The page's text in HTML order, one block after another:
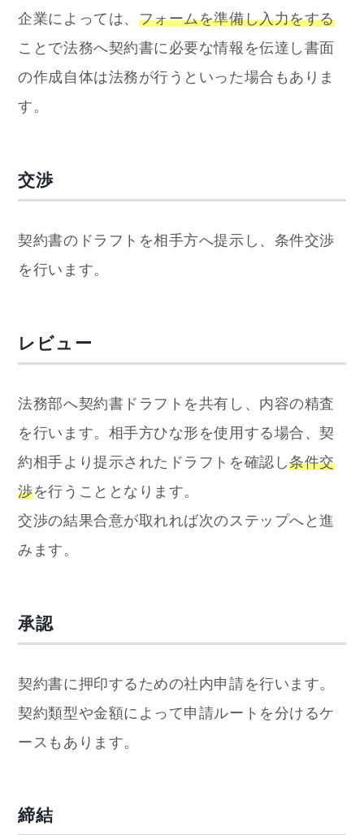
企業によっては、 フォームを準備し入力をする
ことで法務へ契約書に必要な情報を伝達し書面
の作成自体は法務が行うといった場合もありま
す。
交渉
契約書のドラフトを相手方へ提示し、条件交渉
を行います。
レビュー
法務部へ契約書ドラフトを共有し、内容の精査
を行います。相手方ひな形を使用する場合、契
約相手より提示されたドラフトを確認し条件交
渉を行うこととなります。
交渉の結果合意が取れれば次のステップへと進
みます。
承認
契約書に押印するための社内申請を行います。
契約類型や金額によって申請ルートを分けるケ
ースもあります。
締結